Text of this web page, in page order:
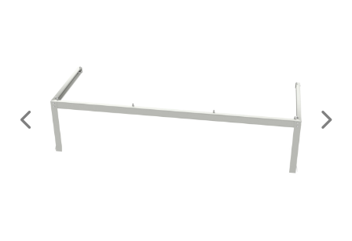
Vorheriges